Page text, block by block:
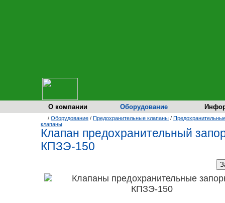
О компании Оборудование
/ Оборудование / Предохранительные клапаны /
клапаны
Клапан предохранительный
КПЗЭ-150